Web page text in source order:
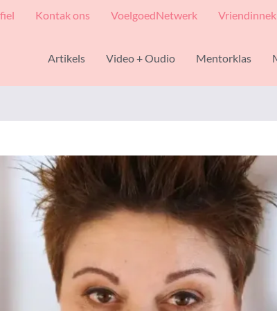
Kontak ons VoelgoedNetwerk
Artikels Video + Oudio Mentorklas